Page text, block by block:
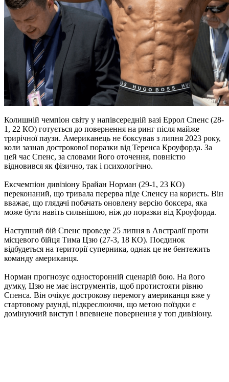
Колишній чемпіон світу у напівсередній вазі Еррол Спенс (28-
1, 22 КО) готується до повернення на ринг після майже
трирічної паузи. Американець не боксував з липня 2023 року,
коли зазнав дострокової поразки від Теренса Кроуфорда. За
цей час Спенс, за словами його оточення, повністю
відновився як фізично, так і психологічно.
Ексчемпіон дивізіону Брайан Норман (29-1, 23 КО)
переконаний, що тривала перерва піде Спенсу на користь. Він
вважає, що глядачі побачать оновлену версію боксера, яка
може бути навіть сильнішою, ніж до поразки від Кроуфорда.
Наступний бій Спенс проведе 25 липня в Австралії проти
місцевого бійця Тима Цзю (27-3, 18 КО). Поєдинок
відбудеться на території суперника, однак це не бентежить
команду американця.
Норман прогнозує односторонній сценарій бою. На його
думку, Цзю не має інструментів, щоб протистояти рівню
Спенса. Він очікує дострокову перемогу американця вже у
стартовому раунді, підкреслюючи, що метою поїздки є
домінуючий виступ і впевнене повернення у топ дивізіону.